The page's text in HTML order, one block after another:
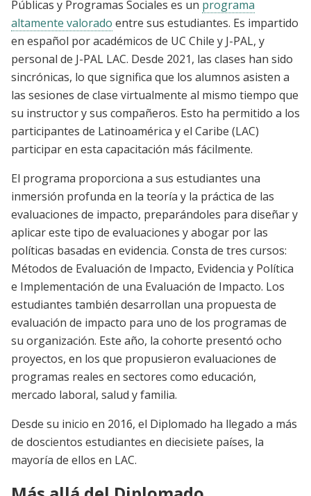
Públicas y Programas Sociales es un programa
altamente valorado entre sus estudiantes. Es impartido
en español por académicos de UC Chile y J-PAL, y
personal de J-PAL LAC. Desde 2021, las clases han sido
sincrónicas, lo que significa que los alumnos asisten a
las sesiones de clase virtualmente al mismo tiempo que
su instructor y sus compañeros. Esto ha permitido a los
participantes de Latinoamérica y el Caribe (LAC)
participar en esta capacitación más fácilmente.
El programa proporciona a sus estudiantes una
inmersión profunda en la teoría y la práctica de las
evaluaciones de impacto, preparándoles para diseñar y
aplicar este tipo de evaluaciones y abogar por las
políticas basadas en evidencia. Consta de tres cursos:
Métodos de Evaluación de Impacto, Evidencia y Política
e Implementación de una Evaluación de Impacto. Los
estudiantes también desarrollan una propuesta de
evaluación de impacto para uno de los programas de
su organización. Este año, la cohorte presentó ocho
proyectos, en los que propusieron evaluaciones de
programas reales en sectores como educación,
mercado laboral, salud y familia.
Desde su inicio en 2016, el Diplomado ha llegado a más
de doscientos estudiantes en diecisiete países, la
mayoría de ellos en LAC.